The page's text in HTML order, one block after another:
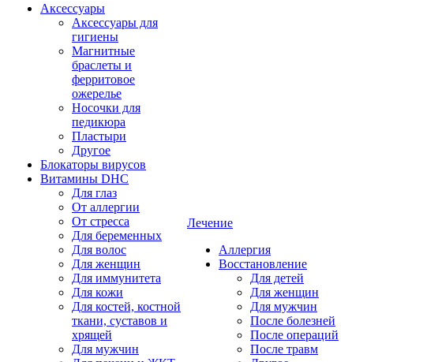
Аксессуары
Аксессуары для
гигиены
Магнитные
браслеты и
ферритовое
ожерелье
Носочки для
педикюра
Пластыри
Другое
Блокаторы вирусов
Витамины DHC
Для глаз
От аллергии
От стресса
Для беременных
Для волос
Для женщин
Для иммунитета
Для кожи
Для костей, костной
ткани, суставов и
хрящей
Для мужчин
Лечение
Аллергия
Восстановление
Для детей
Для женщин
Для мужчин
После болезней
После операций
После травм